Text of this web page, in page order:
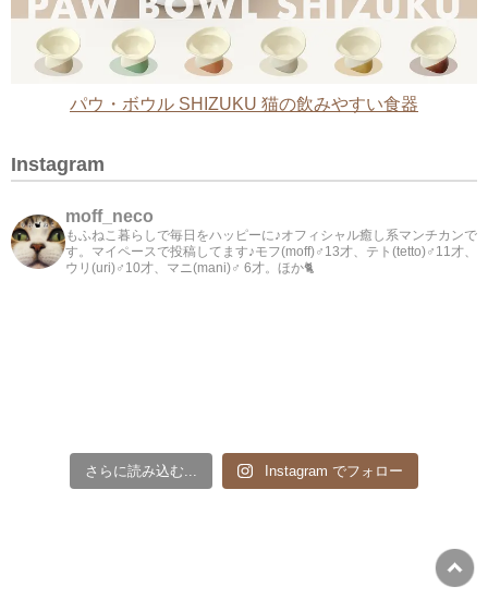
パウ・ボウル SHIZUKU 猫の飲みやすい食器
Instagram
moff_neco
もふねこ暮らしで毎日をハッピーに♪オフィシャル癒し系マンチカンで
す。マイペースで投稿してます♪モフ(moff)♂13才、テト(tetto)♂11才、
ウリ(uri)♂10才、マニ(mani)♂ 6才。ほか🐈
さらに読み込む... Instagram でフォロー